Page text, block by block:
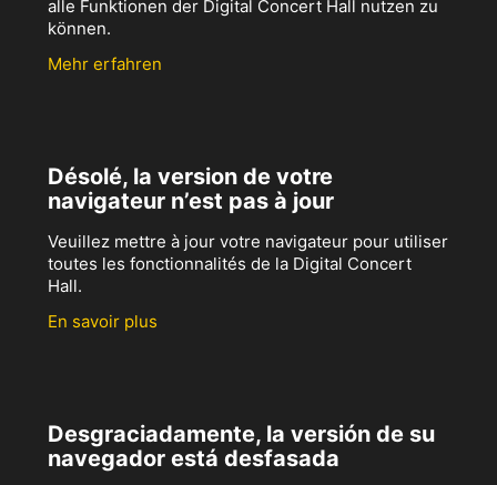
alle Funktionen der Digital Concert Hall nutzen zu
können.
Mehr erfahren
Désolé, la version de votre
navigateur n’est pas à jour
Veuillez mettre à jour votre navigateur pour utiliser
toutes les fonctionnalités de la Digital Concert
Hall.
En savoir plus
Desgraciadamente, la versión de su
navegador está desfasada